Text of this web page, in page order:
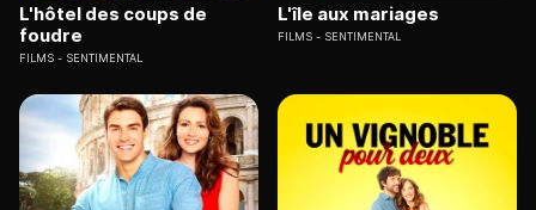
L'hôtel des coups de
foudre
FILMS SENTIMENTAL
L'île aux mariages
FILMS SENTIMENTAL